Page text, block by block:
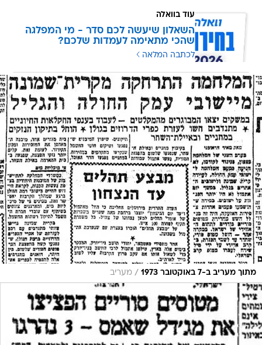
עוד בוואלה
השאלון שיעשה לכם סדר - מי המפלגה
שהכי מתאימה לעמדות שלכם?
לכתבה המלאה
מתוך מעריב ב-7 באוקטובר 1973 / מעריב